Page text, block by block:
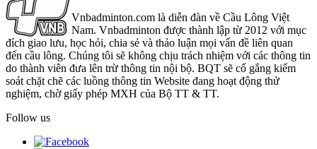
Vnbadminton.com là diễn đàn về Cầu Lông Việt
Nam. Vnbadminton được thành lập từ 2012 với mục
đích giao lưu, học hỏi, chia sẻ và thảo luận mọi vấn đề liên quan
đến cầu lông. Chúng tôi sẽ không chịu trách nhiệm với các thông tin
do thành viên đưa lên trừ thông tin nội bộ. BQT sẽ cố gắng kiểm
soát chặt chẽ các luồng thông tin Website đang hoạt động thử
nghiệm, chờ giấy phép MXH của Bộ TT & TT.
Follow us